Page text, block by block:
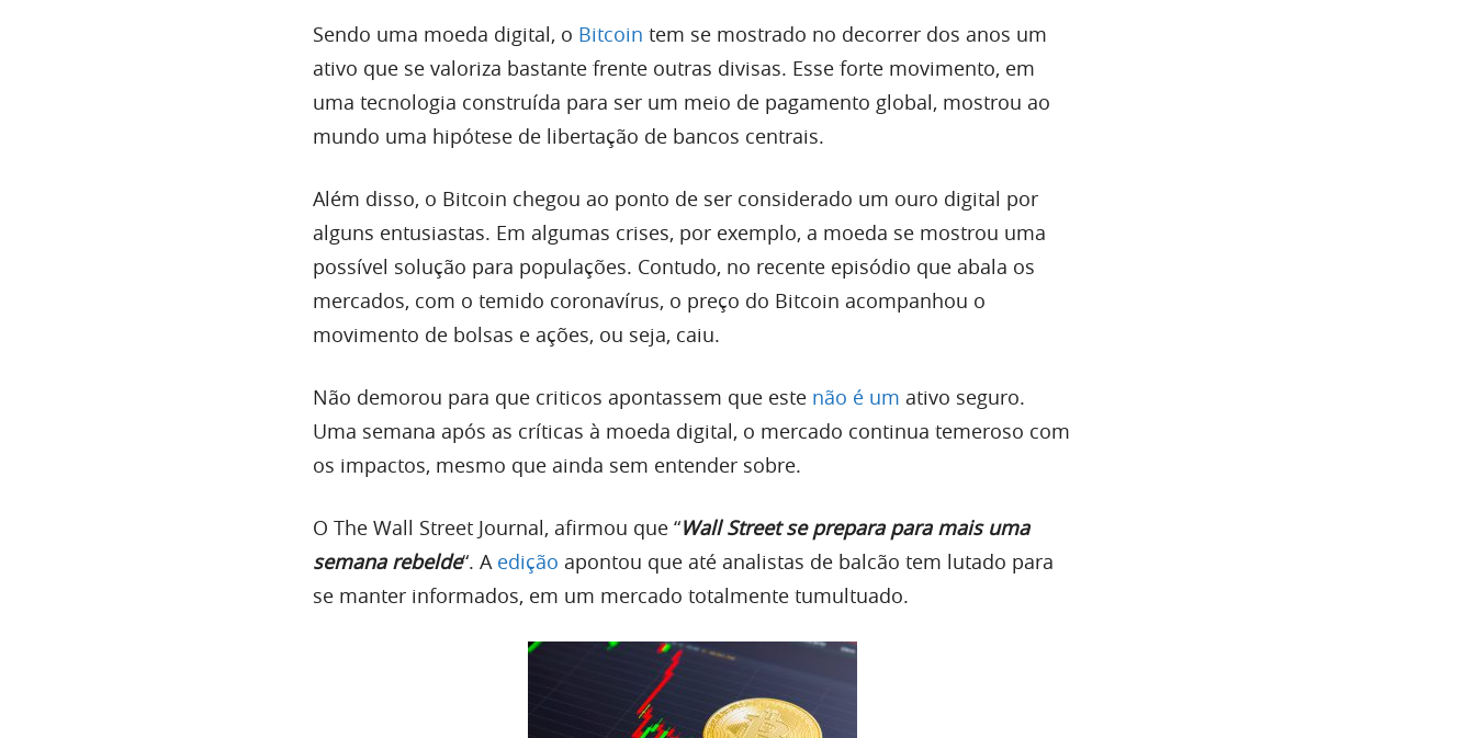
Sendo uma moeda digital, o Bitcoin tem se mostrado no decorrer dos anos um
ativo que se valoriza bastante frente outras divisas. Esse forte movimento, em
uma tecnologia construída para ser um meio de pagamento global, mostrou ao
mundo uma hipótese de libertação de bancos centrais.
Além disso, o Bitcoin chegou ao ponto de ser considerado um ouro digital por
alguns entusiastas. Em algumas crises, por exemplo, a moeda se mostrou uma
possível solução para populações. Contudo, no recente episódio que abala os
mercados, com o temido coronavírus, o preço do Bitcoin acompanhou o
movimento de bolsas e ações, ou seja, caiu.
Não demorou para que criticos apontassem que este não é um ativo seguro.
Uma semana após as críticas à moeda digital, o mercado continua temeroso com
os impactos, mesmo que ainda sem entender sobre.
O The Wall Street Journal, afirmou que “Wall Street se prepara para mais uma
semana rebelde“. A edição apontou que até analistas de balcão tem lutado para
se manter informados, em um mercado totalmente tumultuado.